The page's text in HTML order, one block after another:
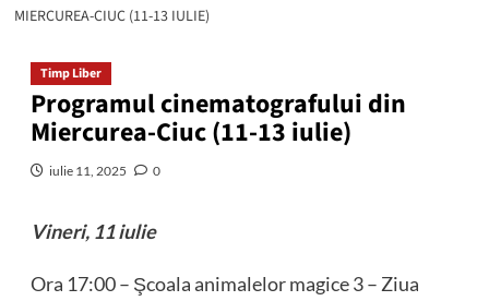
MIERCUREA-CIUC (11-13 IULIE)
Timp Liber
Programul cinematografului din
Miercurea-Ciuc (11-13 iulie)
iulie 11, 2025 0
Vineri, 11 iulie
Ora 17:00 – Şcoala animalelor magice 3 – Ziua